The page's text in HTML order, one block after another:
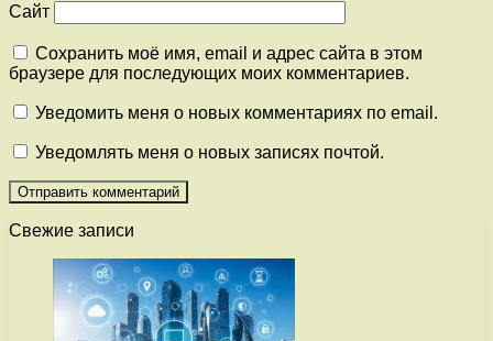
Сайт
Сохранить моё имя, email и адрес сайта в этом
браузере для последующих моих комментариев.
Уведомить меня о новых комментариях по email.
Уведомлять меня о новых записях почтой.
Свежие записи